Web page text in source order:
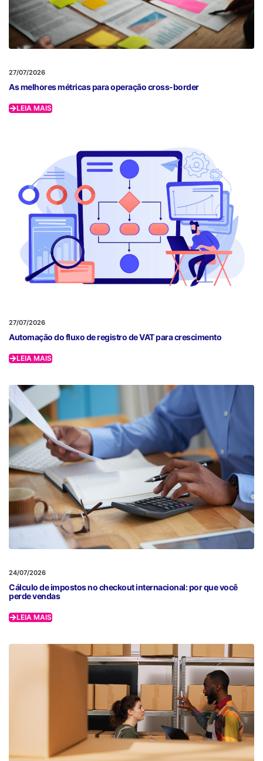
27/07/2026
As melhores métricas para operação cross-border
LEIA MAIS
27/07/2026
Automação do fluxo de registro de VAT para crescimento
LEIA MAIS
24/07/2026
Cálculo de impostos no checkout internacional: por que você
perde vendas
LEIA MAIS